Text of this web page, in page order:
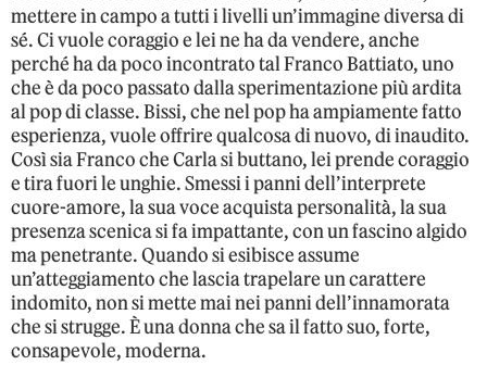
mettere in campo a tutti i livelli un’immagine diversa di
sé. Ci vuole coraggio e lei ne ha da vendere, anche
perché ha da poco incontrato tal Franco Battiato, uno
che è da poco passato dalla sperimentazione più ardita
al pop di classe. Bissi, che nel pop ha ampiamente fatto
esperienza, vuole offrire qualcosa di nuovo, di inaudito.
Così sia Franco che Carla si buttano, lei prende coraggio
e tira fuori le unghie. Smessi i panni dell’interprete
cuore-amore, la sua voce acquista personalità, la sua
presenza scenica si fa impattante, con un fascino algido
ma penetrante. Quando si esibisce assume
un’atteggiamento che lascia trapelare un carattere
indomito, non si mette mai nei panni dell’innamorata
che si strugge. È una donna che sa il fatto suo, forte,
consapevole, moderna.